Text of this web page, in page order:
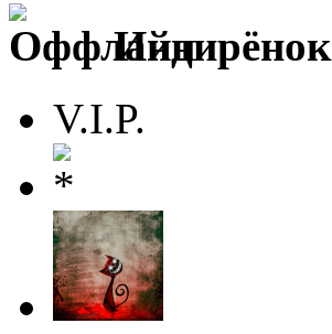
Индирёнок
V.I.P.